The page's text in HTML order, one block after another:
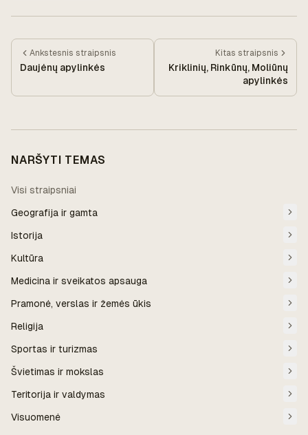
Ankstesnis straipsnis
Daujėnų apylinkės
Kitas straipsnis
Kriklinių, Rinkūnų, Moliūnų
apylinkės
NARŠYTI TEMAS
Visi straipsniai
Geografija ir gamta
Istorija
Kultūra
Medicina ir sveikatos apsauga
Pramonė, verslas ir žemės ūkis
Religija
Sportas ir turizmas
Švietimas ir mokslas
Teritorija ir valdymas
Visuomenė